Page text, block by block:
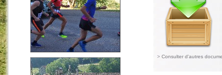
> Consulter d'autres